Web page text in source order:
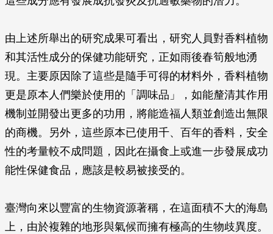
由上述所舉出的研究成果可看出，研究人員對香料植物
和其活性成分的保健功能研究，正如雨後春筍般地湧
現。主要原因除了這些是隨手可得的材料外，香料植物
更是原本人們樂於使用的「調味品」，如能釐清其作用
機制並開發出更多的功用，將能造福人類並創造出無限
的商機。另外，這些原本已使用千、百年的香料，安全
性的考量較不成問題，因此在攝食上或進一步發展成功
能性保健食品，應該是較易被接受的。
臺灣向來以豐富的生物資源著稱，在這面積不大的海島
上，由於複雜的地形與氣候而擁有極高的生物歧異度。